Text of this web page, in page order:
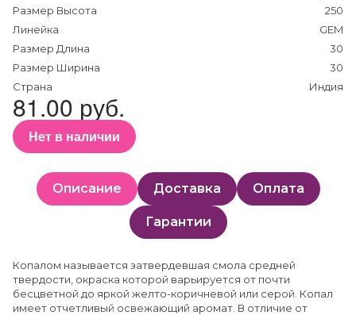
Размер Высота
250
Линейка
GEM
Размер Длина
30
Размер Ширина
30
Страна
Индия
81.00 руб.
Нет в наличии
Описание Доставка Оплата
Гарантии
Копалом называется затвердевшая смола средней
твердости, окраска которой варьируется от почти
бесцветной до яркой желто-коричневой или серой. Копал
имеет отчетливый освежающий аромат. В отличие от